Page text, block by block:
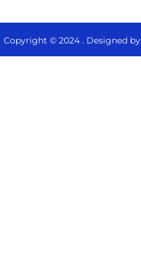
Copyright © 2024 . Designed by